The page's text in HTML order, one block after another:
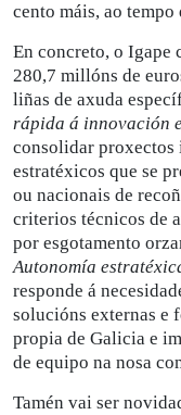
cento máis, ao tempo
En concreto, o Igape
280,7 millóns de
liñas de axuda
rápida á innovación
consolidar proxectos
estratéxicos que se
ou nacionais de
criterios técnicos de
por esgotamento
Autonomía
responde á
solucións externas e
propia de Galicia e
de equipo na nosa
Tamén vai ser